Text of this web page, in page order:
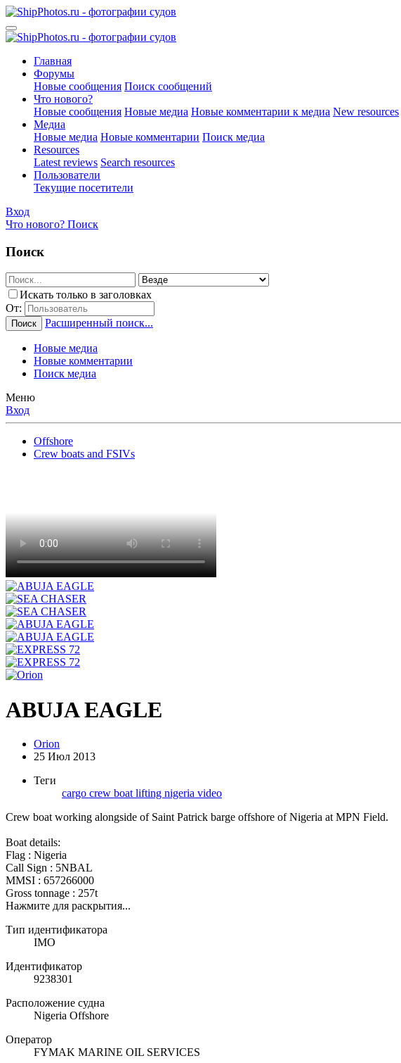
Главная
Форумы
Новые сообщения Поиск сообщений
Что нового?
Новые сообщения Новые медиа Новые комментарии к медиа New resources
Медиа
Новые медиа Новые комментарии Поиск медиа
Resources
Latest reviews Search resources
Пользователи
Текущие посетители
Вход
Что нового? Поиск
Поиск
Искать только в заголовках
От:
Поиск Расширенный поиск...
Новые медиа
Новые комментарии
Поиск медиа
Меню
Вход
Offshore
Crew boats and FSIVs
ABUJA EAGLE
Orion
25 Июл 2013
Теги
cargo crew boat lifting nigeria video
Crew boat working alongside of Saint Patrick barge offshore of Nigeria at MPN Field.
Boat details:
Flag : Nigeria
Call Sign : 5NBAL
MMSI : 657266000
Gross tonnage : 257t
Нажмите для раскрытия...
Тип идентификатора
IMO
Идентификатор
9238301
Расположение судна
Nigeria Offshore
Оператор
FYMAK MARINE OIL SERVICES